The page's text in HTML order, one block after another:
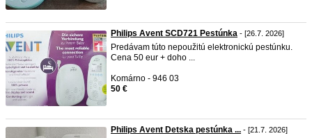
Philips Avent SCD721 Pestúnka - [26.7. 2026]
Predávam túto nepoužitú elektronickú pestúnku.
Cena 50 eur + doho ...
Komárno - 946 03
50 €
Philips Avent Detska pestúnka ... - [21.7. 2026]